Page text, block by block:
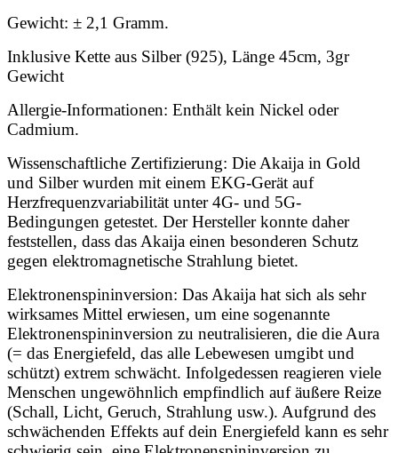
Gewicht: ± 2,1 Gramm.
Inklusive Kette aus Silber (925), Länge 45cm, 3gr
Gewicht
Allergie-Informationen: Enthält kein Nickel oder
Cadmium.
Wissenschaftliche Zertifizierung: Die Akaija in Gold
und Silber wurden mit einem EKG-Gerät auf
Herzfrequenzvariabilität unter 4G- und 5G-
Bedingungen getestet. Der Hersteller konnte daher
feststellen, dass das Akaija einen besonderen Schutz
gegen elektromagnetische Strahlung bietet.
Elektronenspininversion: Das Akaija hat sich als sehr
wirksames Mittel erwiesen, um eine sogenannte
Elektronenspininversion zu neutralisieren, die die Aura
(= das Energiefeld, das alle Lebewesen umgibt und
schützt) extrem schwächt. Infolgedessen reagieren viele
Menschen ungewöhnlich empfindlich auf äußere Reize
(Schall, Licht, Geruch, Strahlung usw.). Aufgrund des
schwächenden Effekts auf dein Energiefeld kann es sehr